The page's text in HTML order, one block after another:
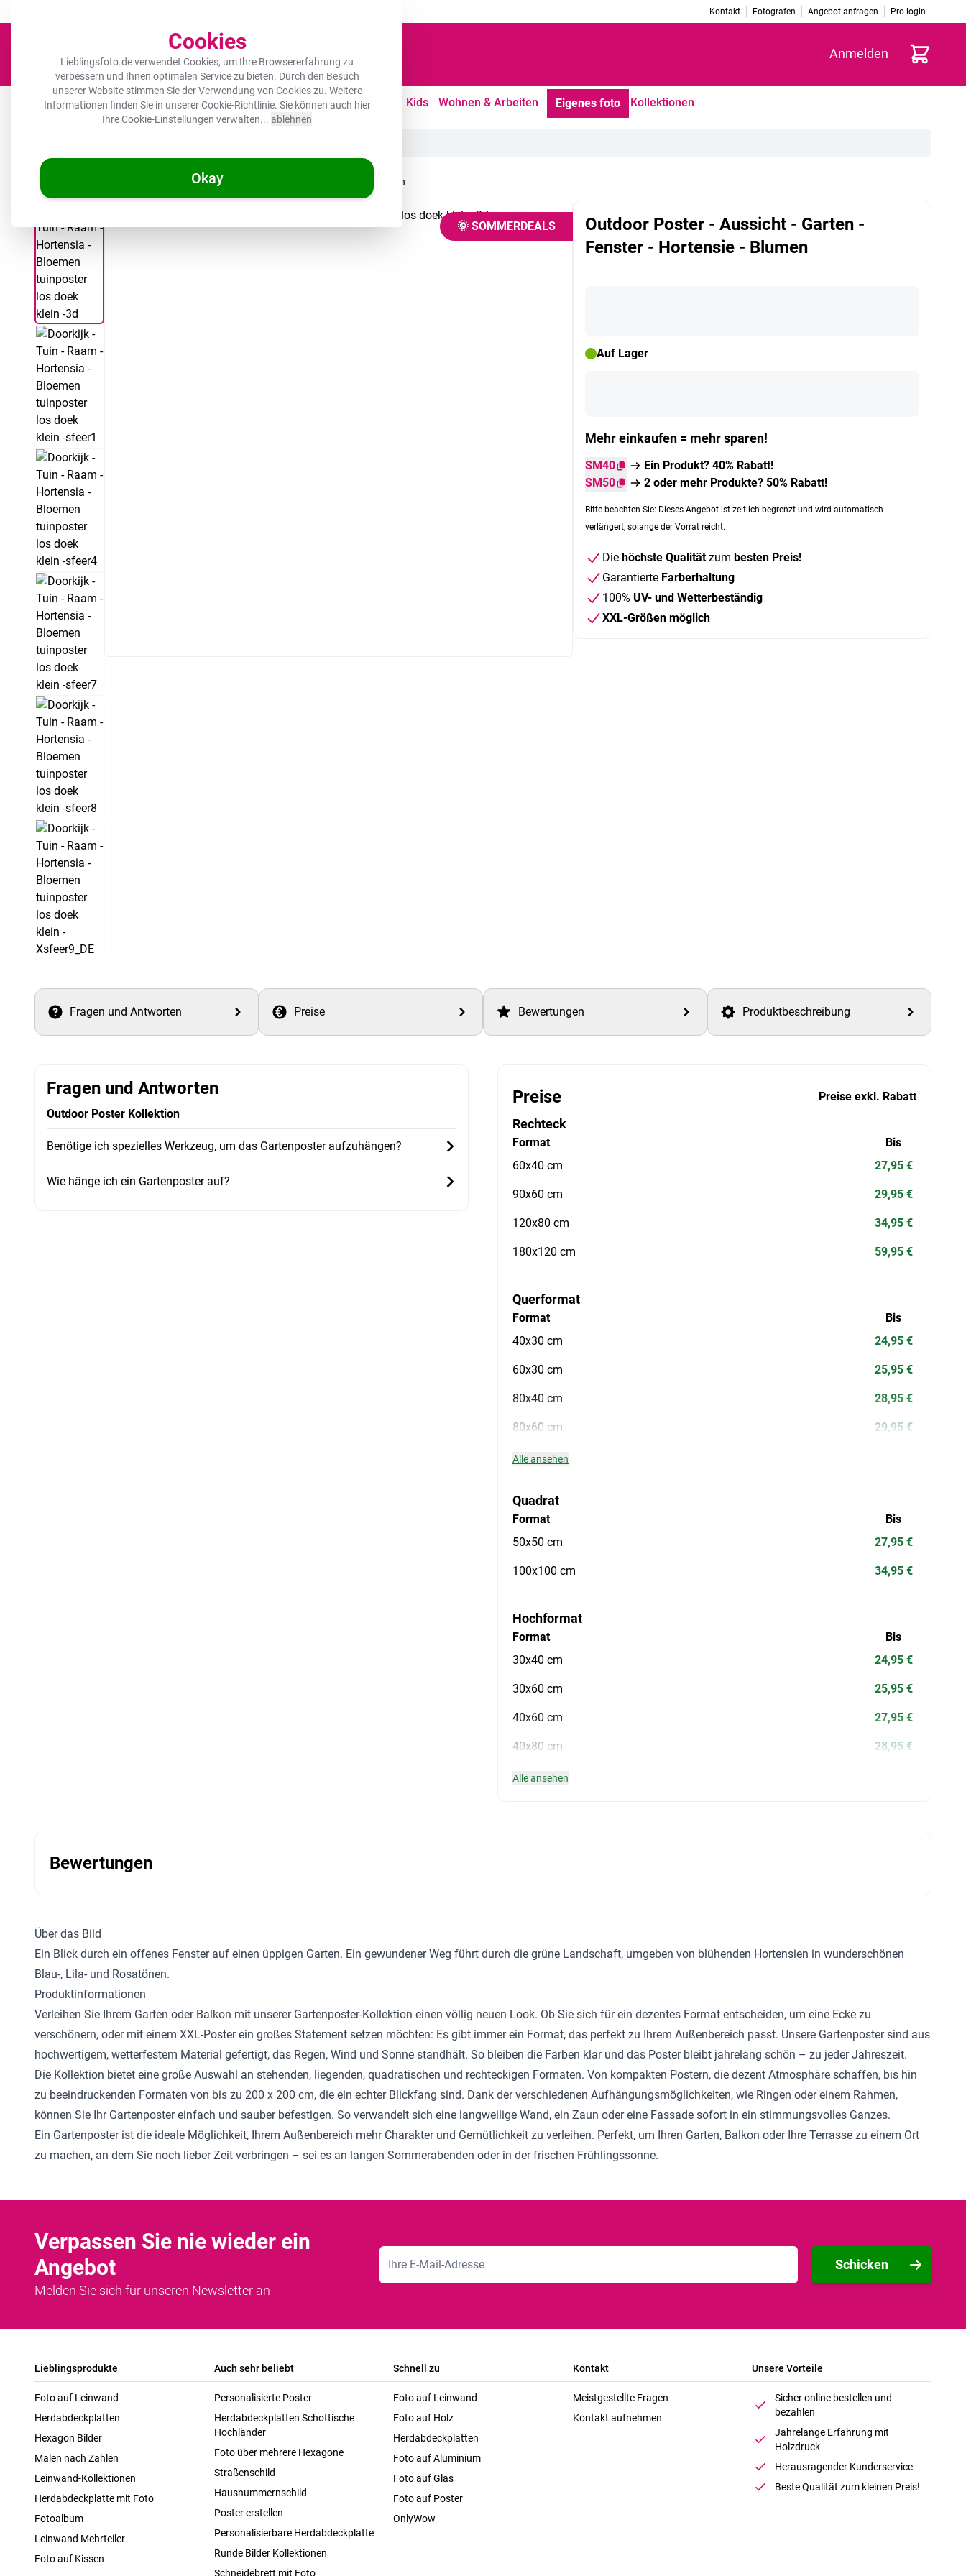
Cookies
Lieblingsfoto.de verwendet Cookies, um Ihre Browsererfahrung zu
verbessern und Ihnen optimalen Service zu bieten. Durch den Besuch
unserer Website stimmen Sie der Verwendung von Cookies zu. Weitere
Informationen finden Sie in unsererCookie-Richtlinie. Sie können auch hier
Ihre Cookie-Einstellungen verwalten... ablehnen
Okay
Kontakt Fotografen Angebot anfragen Pro login
Anmelden Warenkorb
Leinwand Herdabdeckplatte Wanddeko Küche Outdoor Freizeit Kids Wohnen & Arbeiten Eigenes foto Kollektionen
Outdoor Poster - Aussicht - Garten - Fenster - Hortensie - Blumen
🌞 SOMMERDEALS
Outdoor Poster - Aussicht - Garten -
Fenster - Hortensie - Blumen
Auf Lager
Mehr einkaufen = mehr sparen!
SM40
Ein Produkt? 40% Rabatt!
SM50
2 oder mehr Produkte? 50% Rabatt!
Bitte beachten Sie: Dieses Angebot ist zeitlich begrenzt und wird automatisch
verlängert, solange der Vorrat reicht.
Die höchste Qualitätzum besten Preis!
Garantierte Farberhaltung
100% UV- und Wetterbeständig
XXL-Größen möglich
Fragen und Antworten Preise Bewertungen Produktbeschreibung
Fragen und Antworten
Outdoor Poster Kollektion
Benötige ich spezielles Werkzeug, um das Gartenposter aufzuhängen?
Wie hänge ich ein Gartenposter auf?
Preise Preise exkl. Rabatt
Rechteck
Format
60x40 cm
90x60 cm
120x80 cm
180x120 cm
Bis
27,95 €
29,95 €
34,95 €
59,95 €
Querformat
Format
40x30 cm
60x30 cm
80x40 cm
80x60 cm
Bis
24,95 €
25,95 €
28,95 €
29,95 €
Alle ansehen
Quadrat
Format
50x50 cm
100x100 cm
Bis
27,95 €
34,95 €
Hochformat
Format
30x40 cm
30x60 cm
40x60 cm
40x80 cm
Bis
24,95 €
25,95 €
27,95 €
28,95 €
Alle ansehen
Bewertungen
Über das Bild
Ein Blick durch ein offenes Fenster auf einen üppigen Garten. Ein gewundener Weg führt durch die grüne Landschaft, umgeben von blühenden Hortensien in wunderschönen
Blau-, Lila- und Rosatönen.
Produktinformationen
Verleihen Sie Ihrem Garten oder Balkon mit unserer Gartenposter-Kollektion einen völlig neuen Look. Ob Sie sich für ein dezentes Format entscheiden, um eine Ecke zu
verschönern, oder mit einem XXL-Poster ein großes Statement setzen möchten: Es gibt immer ein Format, das perfekt zu Ihrem Außenbereich passt. Unsere Gartenposter sind aus
hochwertigem, wetterfestem Material gefertigt, das Regen, Wind und Sonne standhält. So bleiben die Farben klar und das Poster bleibt jahrelang schön – zu jeder Jahreszeit.
Die Kollektion bietet eine große Auswahl an stehenden, liegenden, quadratischen und rechteckigen Formaten. Von kompakten Postern, die dezent Atmosphäre schaffen, bis hin
zu beeindruckenden Formaten von bis zu 200 x 200 cm, die ein echter Blickfang sind. Dank der verschiedenen Aufhängungsmöglichkeiten, wie Ringen oder einem Rahmen,
können Sie Ihr Gartenposter einfach und sauber befestigen. So verwandelt sich eine langweilige Wand, ein Zaun oder eine Fassade sofort in ein stimmungsvolles Ganzes.
Ein Gartenposter ist die ideale Möglichkeit, Ihrem Außenbereich mehr Charakter und Gemütlichkeit zu verleihen. Perfekt, um Ihren Garten, Balkon oder Ihre Terrasse zu einem Ort
zu machen, an dem Sie noch lieber Zeit verbringen – sei es an langen Sommerabenden oder in der frischen Frühlingssonne.
Verpassen Sie nie wieder ein
Angebot
Melden Sie sich für unseren Newsletter an
E-Mailadresse
Schicken
Lieblingsprodukte
Foto auf Leinwand
Herdabdeckplatten
Hexagon Bilder
Malen nach Zahlen
Leinwand-Kollektionen
Herdabdeckplatte mit Foto
Fotoalbum
Leinwand Mehrteiler
Foto auf Kissen
Auch sehr beliebt
Personalisierte Poster
Herdabdeckplatten Schottische
Hochländer
Foto über mehrere Hexagone
Straßenschild
Hausnummernschild
Poster erstellen
Personalisierbare Herdabdeckplatte
Runde Bilder Kollektionen
Schneidebrett mit Foto
Schnell zu
Foto auf Leinwand
Foto auf Holz
Herdabdeckplatten
Foto auf Aluminium
Foto auf Glas
Foto auf Poster
OnlyWow
Kontakt
Meistgestellte Fragen
Kontakt aufnehmen
Unsere Vorteile
Sicher online bestellen und
bezahlen
Jahrelange Erfahrung mit
Holzdruck
Herausragender Kunderservice
Beste Qualität zum kleinen Preis!